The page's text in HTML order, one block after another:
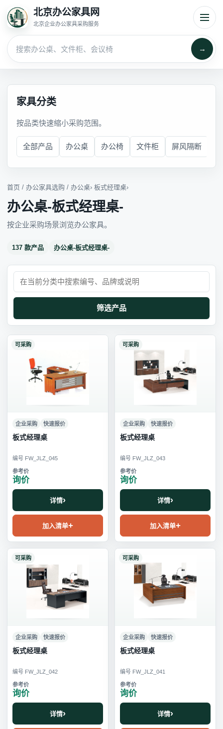
北京办公家具网
北京企业办公家具采购服务
→
家具分类
按品类快速缩小采购范围。
全部产品 办公桌 办公椅 文件柜 屏风隔断
首页 / 办公家具选购 / 办公桌› 板式经理桌›
办公桌-板式经理桌-
按企业采购场景浏览办公家具。
137 款产品 办公桌-板式经理桌-
筛选产品
可采购
企业采购 快速报价
板式经理桌
编号 FW_JLZ_045
询价
详情
加入清单
可采购
企业采购 快速报价
板式经理桌
编号 FW_JLZ_043
询价
详情
加入清单
可采购
企业采购 快速报价
板式经理桌
编号 FW_JLZ_042
询价
详情
可采购
企业采购 快速报价
板式经理桌
编号 FW_JLZ_041
询价
详情